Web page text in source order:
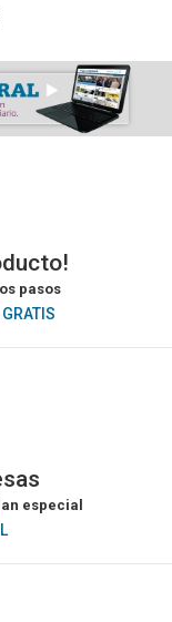
pasos
especial